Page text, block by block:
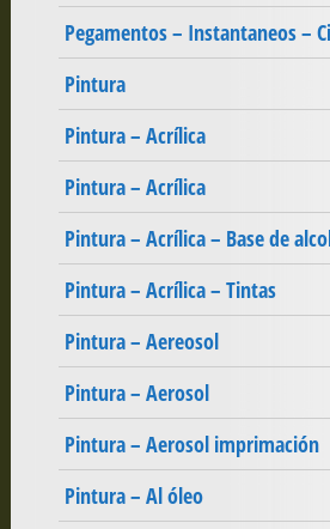
Pegamentos – Instantaneos –
Pintura
Pintura – Acrílica
Pintura – Acrílica
Pintura – Acrílica – Base de
Pintura – Acrílica – Tintas
Pintura – Aereosol
Pintura – Aerosol
Pintura – Aerosol imprimación
Pintura – Al óleo